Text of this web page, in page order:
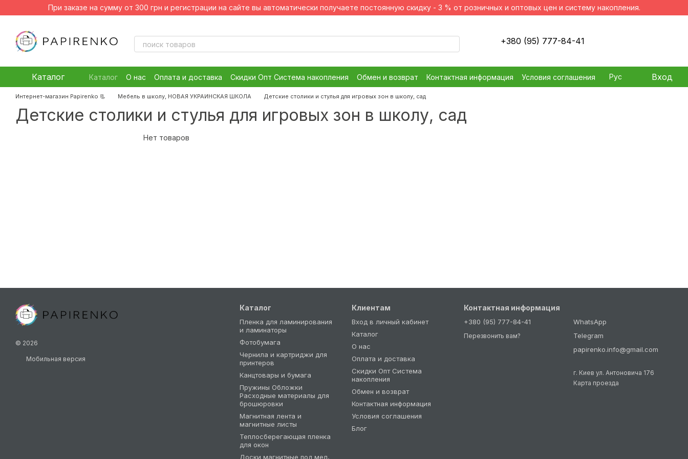
Перейти к основному контенту
При заказе на сумму от 300 грн и регистрации на сайте вы автоматически получаете постоянную скидку - 3 % от розничных и оптовых цен и систему накопления.
+380 (95) 777-84-41
Каталог Каталог О нас Оплата и доставка Скидки Опт Система накопления Обмен и возврат Контактная информация
Условия соглашения
Блог
Рус Вход
Интернет-магазин Papirenko 📃 Мебель в школу, НОВАЯ УКРАИНСКАЯ ШКОЛА Детские столики и стулья для игровых зон в школу, сад
Детские столики и стулья для игровых зон в школу, сад
Нет товаров
© 2026
Мобильная версия
Каталог
Пленка для ламинирования
и ламинаторы
Фотобумага
Чернила и картриджи для
принтеров
Канцтовары и бумага
Пружины Обложки
Расходные материалы для
брошюровки
Магнитная лента и
магнитные листы
Теплосберегающая пленка
для окон
Доски магнитные под мел,
Клиентам
Вход в личный кабинет
Каталог
О нас
Оплата и доставка
Скидки Опт Система
накопления
Обмен и возврат
Контактная информация
Условия соглашения
Блог
Контактная информация
+380 (95) 777-84-41
Перезвонить вам?
WhatsApp
Telegram
papirenko.info@gmail.com
г. Киев ул. Антоновича 176
Карта проезда